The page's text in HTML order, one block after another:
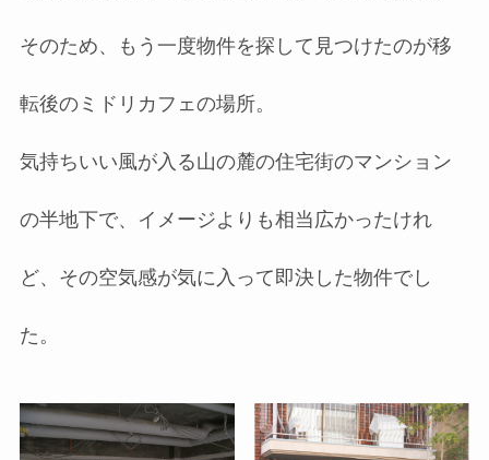
そのため、もう一度物件を探して見つけたのが移
転後のミドリカフェの場所。
気持ちいい風が入る山の麓の住宅街のマンション
の半地下で、イメージよりも相当広かったけれ
ど、その空気感が気に入って即決した物件でし
た。